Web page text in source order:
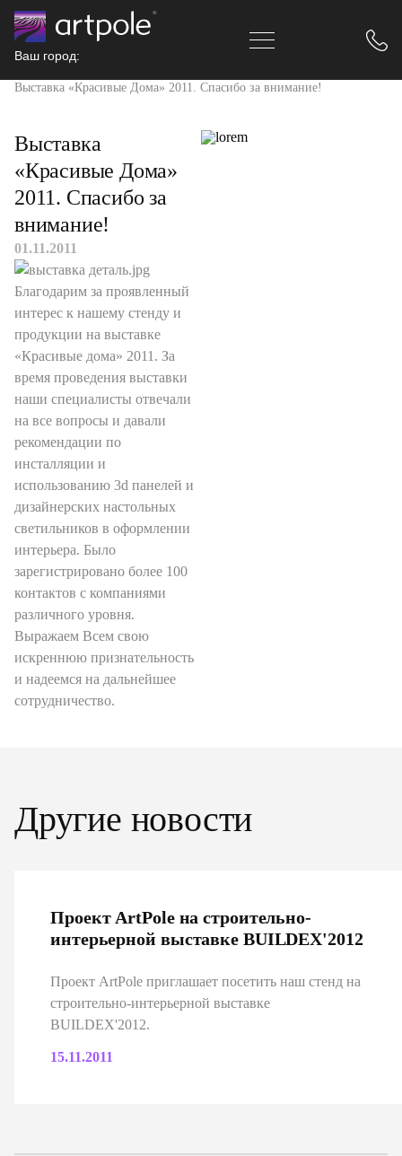
Ваш город:
Выставка «Красивые Дома» 2011. Спасибо за внимание!
Выставка
«Красивые Дома»
2011. Спасибо за
внимание!
01.11.2011
Благодарим за проявленный
интерес к нашему стенду и
продукции на выставке
«Красивые дома» 2011. За
время проведения выставки
наши специалисты отвечали
на все вопросы и давали
рекомендации по
инсталляции и
использованию 3d панелей и
дизайнерских настольных
светильников в оформлении
интерьера. Было
зарегистрировано более 100
контактов с компаниями
различного уровня.
Выражаем Всем свою
искреннюю признательность
и надеемся на дальнейшее
сотрудничество.
Другие новости
Проект ArtPole на строительно-
интерьерной выставке BUILDEX'2012
Проект ArtPole приглашает посетить наш стенд на
строительно-интерьерной выставке
BUILDEX'2012.
15.11.2011